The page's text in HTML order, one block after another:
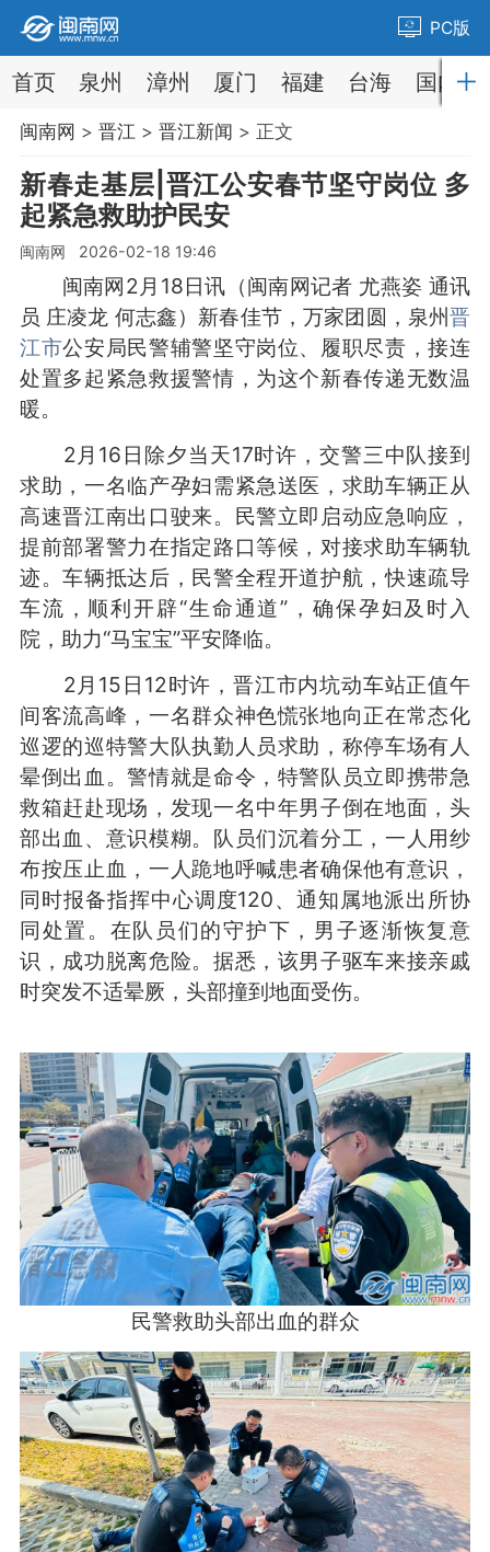
PC版
首页 泉州 漳州 厦门 福建 台海 国内
闽南网 > 晋江> 晋江新闻 > 正文
新春走基层|晋江公安春节坚守岗位 多
起紧急救助护民安
闽南网 2026-02-18 19:46
闽南网2月18日讯（闽南网记者 尤燕姿 通讯
员 庄凌龙 何志鑫）新春佳节，万家团圆，泉州晋
江市公安局民警辅警坚守岗位、履职尽责，接连
处置多起紧急救援警情，为这个新春传递无数温
暖。
2月16日除夕当天17时许，交警三中队接到
求助，一名临产孕妇需紧急送医，求助车辆正从
高速晋江南出口驶来。民警立即启动应急响应，
提前部署警力在指定路口等候，对接求助车辆轨
迹。车辆抵达后，民警全程开道护航，快速疏导
车流，顺利开辟“生命通道”，确保孕妇及时入
院，助力“马宝宝”平安降临。
2月15日12时许，晋江市内坑动车站正值午
间客流高峰，一名群众神色慌张地向正在常态化
巡逻的巡特警大队执勤人员求助，称停车场有人
晕倒出血。警情就是命令，特警队员立即携带急
救箱赶赴现场，发现一名中年男子倒在地面，头
部出血、意识模糊。队员们沉着分工，一人用纱
布按压止血，一人跪地呼喊患者确保他有意识，
同时报备指挥中心调度120、通知属地派出所协
同处置。在队员们的守护下，男子逐渐恢复意
识，成功脱离危险。据悉，该男子驱车来接亲戚
时突发不适晕厥，头部撞到地面受伤。
民警救助头部出血的群众